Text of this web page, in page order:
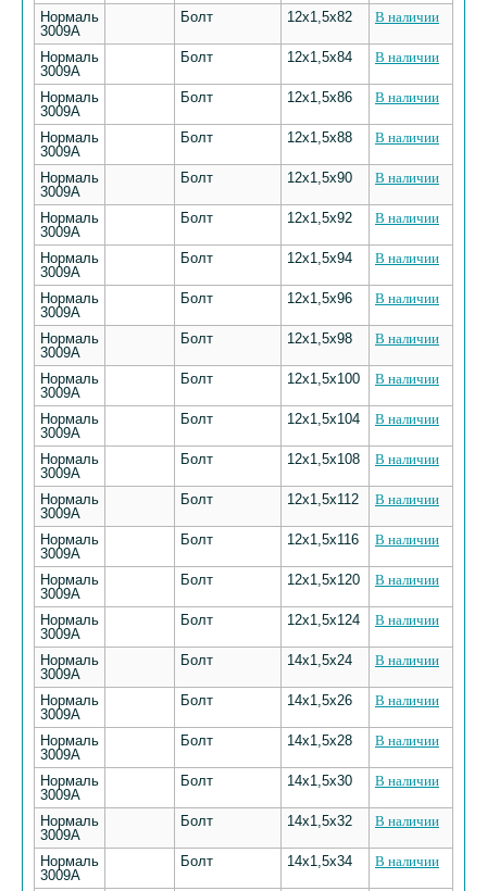
Нормаль
3009А
Болт 12х1,5х82 В наличии
Нормаль
3009А
Болт 12х1,5х84 В наличии
Нормаль
3009А
Болт 12х1,5х86 В наличии
Нормаль
3009А
Болт 12х1,5х88 В наличии
Нормаль
3009А
Болт 12х1,5х90 В наличии
Нормаль
3009А
Болт 12х1,5х92 В наличии
Нормаль
3009А
Болт 12х1,5х94 В наличии
Нормаль
3009А
Болт 12х1,5х96 В наличии
Нормаль
3009А
Болт 12х1,5х98 В наличии
Нормаль
3009А
Болт 12х1,5х100 В наличии
Нормаль
3009А
Болт 12х1,5х104 В наличии
Нормаль
3009А
Болт 12х1,5х108 В наличии
Нормаль
3009А
Болт 12х1,5х112 В наличии
Нормаль
3009А
Болт 12х1,5х116 В наличии
Нормаль
3009А
Болт 12х1,5х120 В наличии
Нормаль
3009А
Болт 12х1,5х124 В наличии
Нормаль
3009А
Болт 14х1,5х24 В наличии
Нормаль
3009А
Болт 14х1,5х26 В наличии
Нормаль
3009А
Болт 14х1,5х28 В наличии
Нормаль
3009А
Болт 14х1,5х30 В наличии
Нормаль
3009А
Болт 14х1,5х32 В наличии
Нормаль
3009А
Болт 14х1,5х34 В наличии